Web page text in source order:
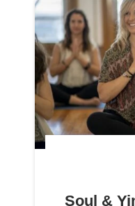
Soul &